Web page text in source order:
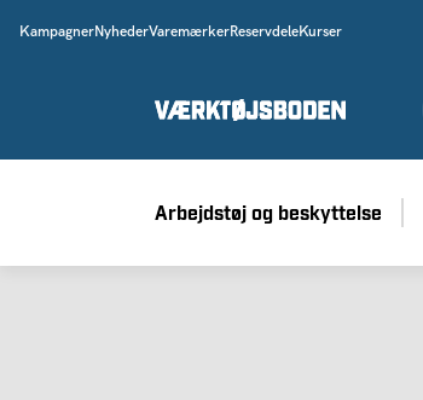
KampagnerNyhederVaremærkerReservdeleKurser
Arbejdstøj og beskyttelse